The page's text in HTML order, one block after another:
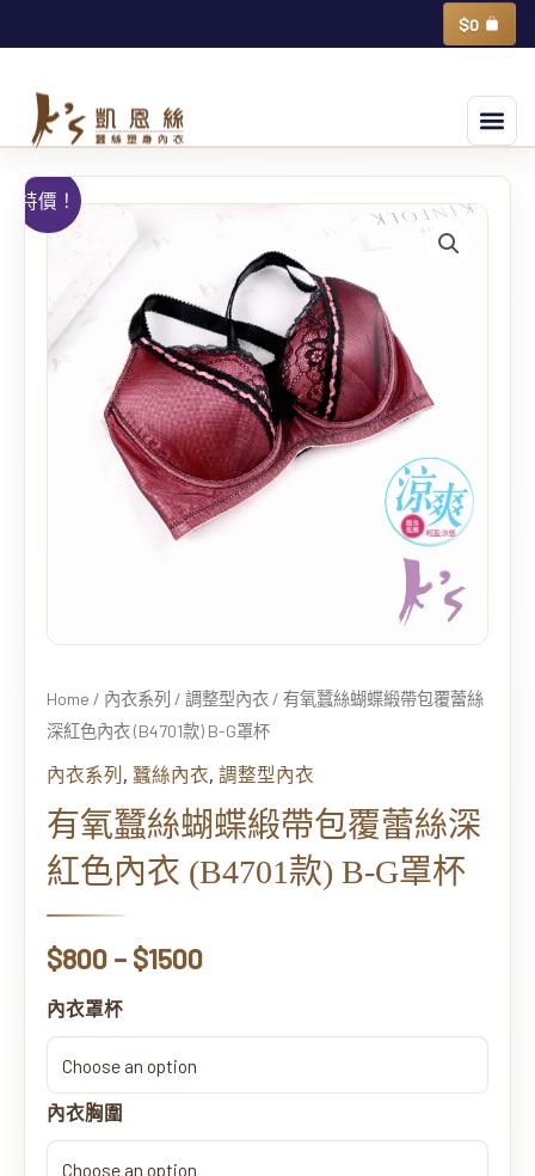
至
內
$0
物
籃
選
單
特價！
Home / 內衣系列 / 調整型內衣 / 有氧蠶絲蝴蝶緞帶包覆蕾絲
深紅色內衣 (B4701款) B-G罩杯
內衣系列, 蠶絲內衣, 調整型內衣
有氧蠶絲蝴蝶緞帶包覆蕾絲深
紅色內衣 (B4701款) B-G罩杯
$800 – $1500
內衣罩杯
內衣胸圍
有
氧
蝴
蝶
色
衣
(B4701
款)
B-
G
罩